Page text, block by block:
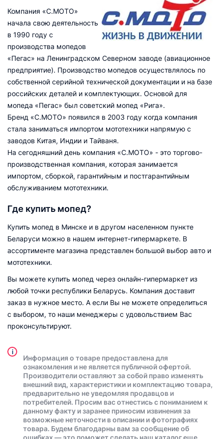
Компания «С.МОТО»
начала свою деятельность
в 1990 году с
производства мопедов
«Пегас» на Ленинградском Северном заводе (авиационное
предприятие). Производство мопедов осуществлялось по
собственной серийной технической документации и на базе
российских деталей и комплектующих. Основой для
мопеда «Пегас» был советский мопед «Рига».
Бренд «С.МОТО» появился в 2003 году когда компания
стала заниматься импортом мототехники напрямую с
заводов Китая, Индии и Тайваня.
На сегодняшний день компания «С.МОТО» - это торгово-
производственная компания, которая занимается
импортом, сборкой, гарантийным и постгарантийным
обслуживанием мототехники.
Где купить мопед?
Купить мопед в Минске и в другом населенном пункте
Беларуси можно в нашем интернет-гипермаркете. В
ассортименте магазина представлен большой выбор авто и
мототехники.
Вы можете купить мопед через онлайн-гипермаркет из
любой точки республики Беларусь. Компания доставит
заказ в нужное место. А если Вы не можете определиться
с выбором, то наши менеджеры с удовольствием Вас
проконсультируют.
i
Информация о товаре предоставлена для
ознакомления и не является публичной офертой.
Производители оставляют за собой право изменять
внешний вид, характеристики и комплектацию товара,
предварительно не уведомляя продавцов и
потребителей. Просим вас отнестись с пониманием к
данному факту и заранее приносим извинения за
возможные неточности в описании и фотографиях
товара. Будем благодарны вам за сообщение об
ошибках — это поможет сделать наш каталог еще